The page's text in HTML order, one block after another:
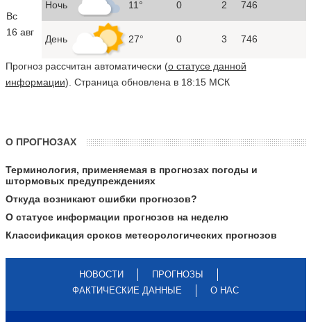
Вс
16 авг
Ночь 11° 0 2 746
День 27° 0 3 746
Прогноз рассчитан автоматически (о статусе данной
информации). Страница обновлена в 18:15 МСК
О ПРОГНОЗАХ
Терминология, применяемая в прогнозах погоды и
штормовых предупреждениях
Откуда возникают ошибки прогнозов?
О статусе информации прогнозов на неделю
Классификация сроков метеорологических прогнозов
НОВОСТИ
ПРОГНОЗЫ
ФАКТИЧЕСКИЕ ДАННЫЕ
О НАС